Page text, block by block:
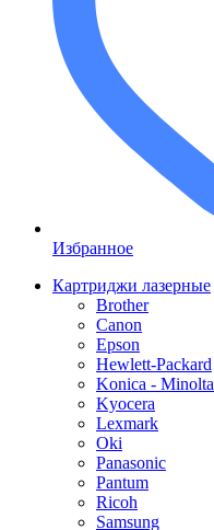
Избранное
Картриджи лазерные
Brother
Canon
Epson
Hewlett-Packard
Konica - Minolta
Kyocera
Lexmark
Oki
Panasonic
Pantum
Ricoh
Samsung